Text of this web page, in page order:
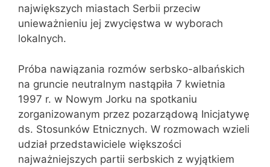
największych miastach Serbii przeciw
unieważnieniu jej zwycięstwa w wyborach
lokalnych.
Próba nawiązania rozmów serbsko-albańskich
na gruncie neutralnym nastąpiła 7 kwietnia
1997 r. w Nowym Jorku na spotkaniu
zorganizowanym przez pozarządową Inicjatywę
ds. Stosunków Etnicznych. W rozmowach wzieli
udział przedstawiciele większości
najważniejszych partii serbskich z wyjątkiem